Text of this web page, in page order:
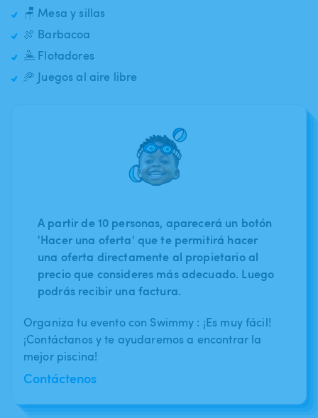
🪑 Mesa y sillas
🍖 Barbacoa
🤽 Flotadores
🥏 Juegos al aire libre
A partir de 10 personas, aparecerá un botón
'Hacer una oferta' que te permitirá hacer
una oferta directamente al propietario al
precio que consideres más adecuado. Luego
podrás recibir una factura.
Organiza tu evento con Swimmy : ¡Es muy fácil!
¡Contáctanos y te ayudaremos a encontrar la
mejor piscina!
Contáctenos